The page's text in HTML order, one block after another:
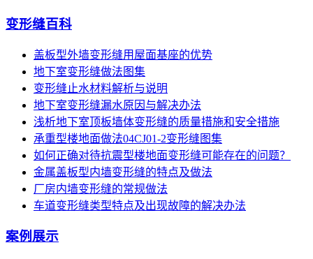
变形缝百科
盖板型外墙变形缝用屋面基座的优势
地下室变形缝做法图集
变形缝止水材料解析与说明
地下室变形缝漏水原因与解决办法
浅析地下室顶板墙体变形缝的质量措施和安全措施
承重型楼地面做法04CJ01-2变形缝图集
如何正确对待抗震型楼地面变形缝可能存在的问题？
金属盖板型内墙变形缝的特点及做法
厂房内墙变形缝的常规做法
车道变形缝类型特点及出现故障的解决办法
案例展示